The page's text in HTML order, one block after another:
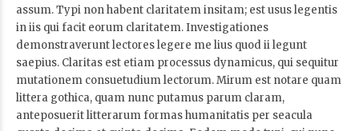
assum. Typi non habent claritatem insitam; est usus legentis
in iis qui facit eorum claritatem. Investigationes
demonstraverunt lectores legere me lius quod ii legunt
saepius. Claritas est etiam processus dynamicus, qui sequitur
mutationem consuetudium lectorum. Mirum est notare quam
littera gothica, quam nunc putamus parum claram,
anteposuerit litterarum formas humanitatis per seacula